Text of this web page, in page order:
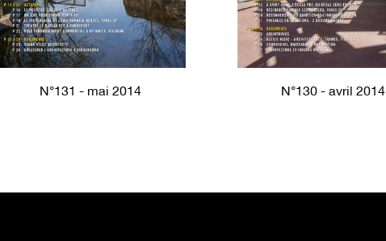
N°131 - mai 2014 N°130 - avril 2014